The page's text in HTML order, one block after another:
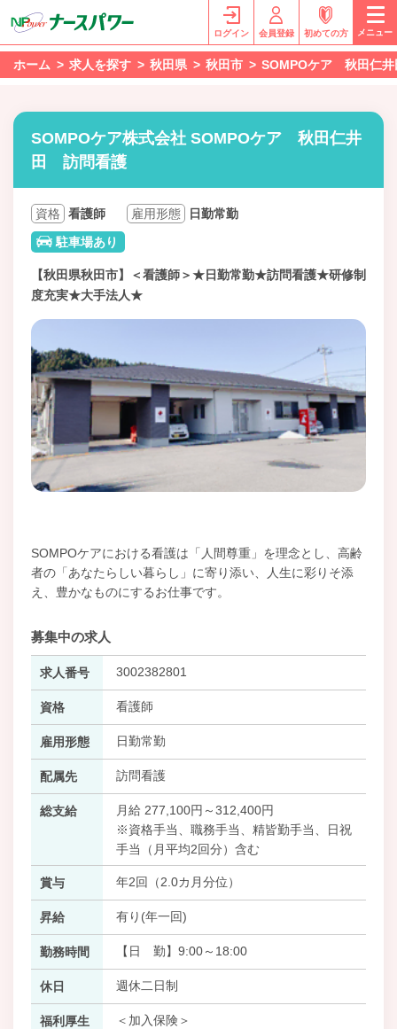
ログイン 会員登録 初めての方 メニュー
ホーム 求人を探す 秋田県 秋田市 SOMPOケア 秋田仁
SOMPOケア株式会社 SOMPOケア 秋田仁井
田 訪問看護
資格 看護師 雇用形態
日勤常勤
駐車場あり
【秋田県秋田市】＜看護師＞★日勤常勤★訪問看護★研修制
度充実★大手法人★
SOMPOケアにおける看護は「人間尊重」を理念とし、高齢
者の「あなたらしい暮らし」に寄り添い、人生に彩りそ添
え、豊かなものにするお仕事です。
募集中の求人
求人番号 3002382801
資格 看護師
雇用形態 日勤常勤
配属先 訪問看護
総支給
月給 277,100円～312,400円
※資格手当、職務手当、精皆勤手当、日祝
手当（月平均2回分）含む
賞与 年2回（2.0カ月分位）
昇給 有り(年一回)
勤務時間 【日 勤】9:00～18:00
休日 週休二日制
福利厚生
＜加入保険＞